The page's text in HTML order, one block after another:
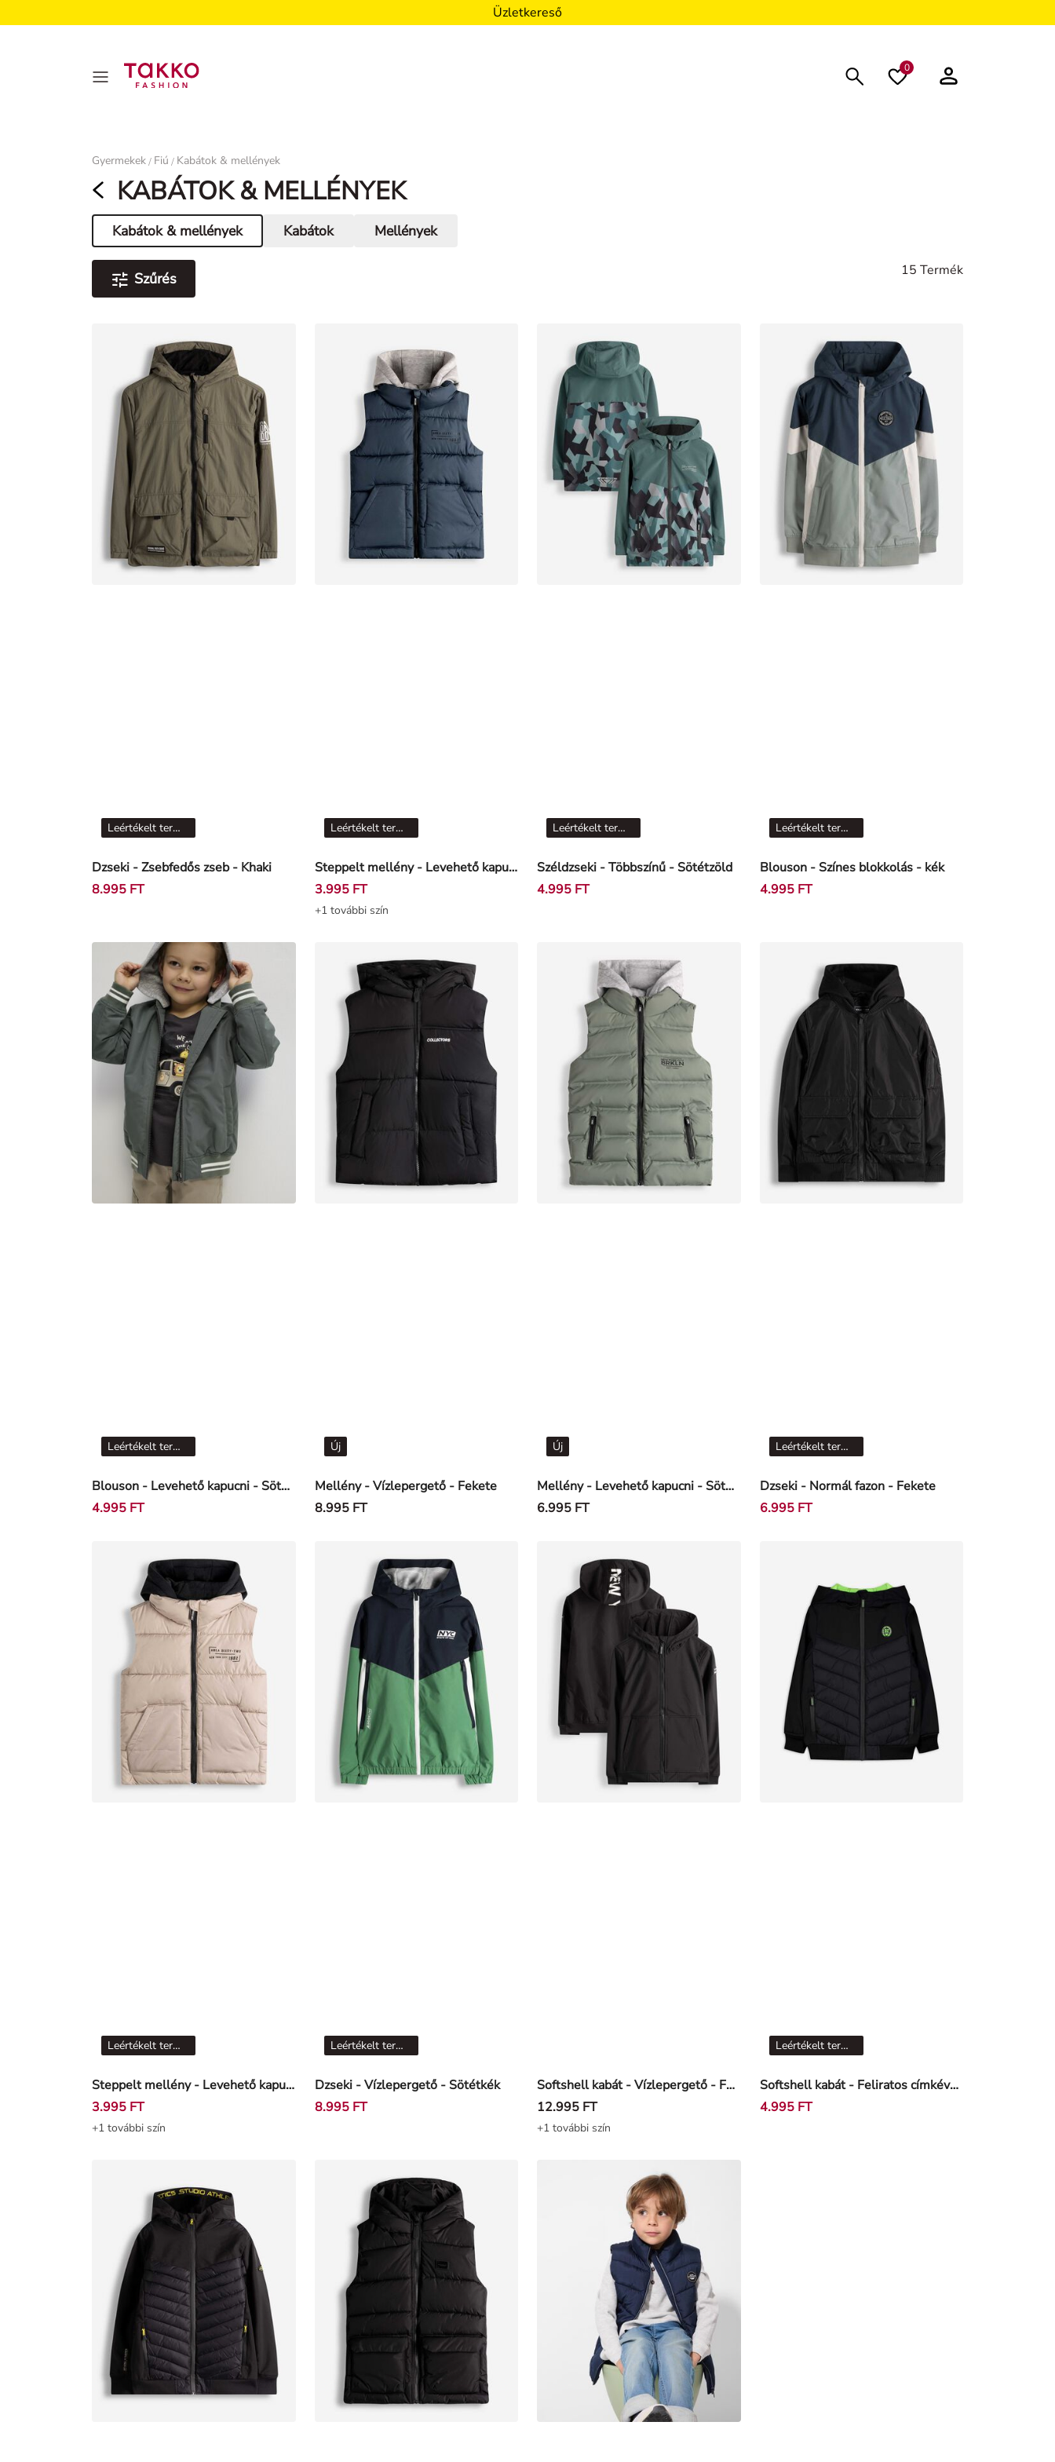
Üzletkereső
0
Gyermekek / Fiú / Kabátok & mellények
KABÁTOK & MELLÉNYEK
Kabátok & mellények
Aktuális oldal Kabátok Mellények
Szűrés 15 Termék
Dzseki - Zsebfedős zseb - Khaki
Leértékelt termékek
8.995 FT
Steppelt mellény - Levehető kapucni - kék
Leértékelt termékek
3.995 FT
+1 további szín
Széldzseki - Többszínű - Sötétzöld
Leértékelt termékek
4.995 FT
Blouson - Színes blokkolás - kék
Leértékelt termékek
4.995 FT
Blouson - Levehető kapucni - Sötétzöld
Leértékelt termékek
4.995 FT
Mellény - Vízlepergető - Fekete
Új
8.995 FT
Mellény - Levehető kapucni - Sötétzöld
Új
6.995 FT
Dzseki - Normál fazon - Fekete
Leértékelt termékek
6.995 FT
Steppelt mellény - Levehető kapucni - Bézs
Leértékelt termékek
3.995 FT
+1 további szín
Dzseki - Vízlepergető - Sötétkék
Leértékelt termékek
8.995 FT
Softshell kabát - Vízlepergető - Fekete
12.995 FT
+1 további szín
Softshell kabát - Feliratos címkével - Fekete
Leértékelt termékek
4.995 FT